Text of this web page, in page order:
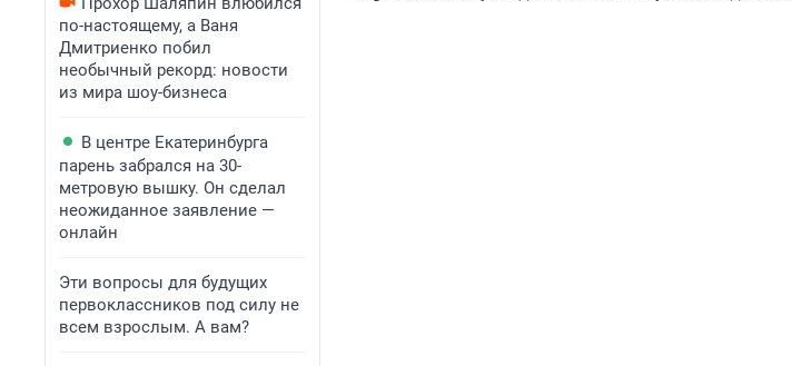
по-настоящему, а Ваня
Дмитриенко побил
необычный рекорд: новости
из мира шоу-бизнеса
В центре Екатеринбурга
парень забрался на 30-
метровую вышку. Он сделал
неожиданное заявление —
онлайн
Эти вопросы для будущих
первоклассников под силу не
всем взрослым. А вам?